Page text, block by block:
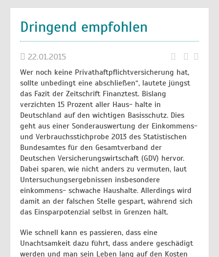
Dringend empfohlen
22.01.2015
Wer noch keine Privathaftpflichtversicherung hat,
sollte unbedingt eine abschließen“, lautete jüngst
das Fazit der Zeitschrift Finanztest. Bislang
verzichten 15 Prozent aller Haus- halte in
Deutschland auf den wichtigen Basisschutz. Dies
geht aus einer Sonderauswertung der Einkommens-
und Verbrauchsstichprobe 2013 des Statistischen
Bundesamtes für den Gesamtverband der
Deutschen Versicherungswirtschaft (GDV) hervor.
Dabei sparen, wie nicht anders zu vermuten, laut
Untersuchungsergebnissen insbesondere
einkommens- schwache Haushalte. Allerdings wird
damit an der falschen Stelle gespart, während sich
das Einsparpotenzial selbst in Grenzen hält.
Wie schnell kann es passieren, dass eine
Unachtsamkeit dazu führt, dass andere geschädigt
werden und man sein Leben lang auf den Kosten